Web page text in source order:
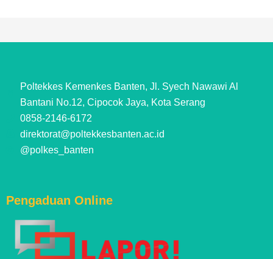
Poltekkes Kemenkes Banten, Jl. Syech Nawawi Al
Bantani No.12, Cipocok Jaya, Kota Serang
0858-2146-6172
direktorat@poltekkesbanten.ac.id
@polkes_banten
Pengaduan Online